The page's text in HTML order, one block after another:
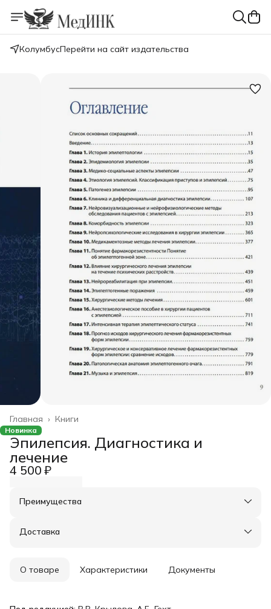
КолумбусПерейти на сайт издательства
Книги
Главная ›
Новинка
Эпилепсия. Диагностика и
лечение
4 500 ₽
Преимущества
Оплата частями в Сплит
Удобный возврат
Доставка
О товаре Характеристики Документы